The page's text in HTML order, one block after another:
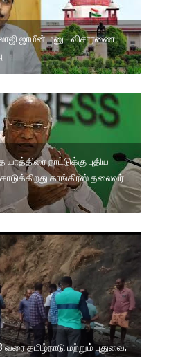
ஜாமீன் மனு - விசாரணை
யாத்திரை நாட்டுக்கு புதிய
காங்கிரஸ் தலைவர்
வரை தமிழ்நாடு மற்றும் புதுவை,